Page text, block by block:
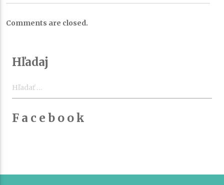
Comments are closed.
Hľadaj
F a c e b o o k